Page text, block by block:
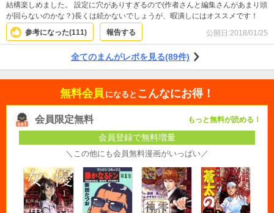
結構楽しめました。 設定に穴がありすぎるので(作者さんと編集さんがあまり頭
が回らないのかな？)長くは続かないでしょうが、暇潰しにはオススメです！
参考になった(111) 報告する 公開日:2018/01/25
全てのまんがレポを見る(89件)
無料会員 になると こんなにお得！
会員限定無料 もっと無料が読める！
会員登録で無料増量
＼この他にも会員無料漫画がいっぱい／